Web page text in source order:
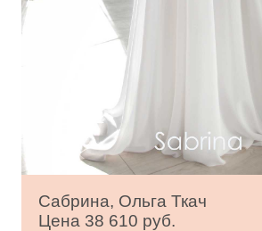
Сабрина, Ольга Ткач
Цена 38 610 руб.